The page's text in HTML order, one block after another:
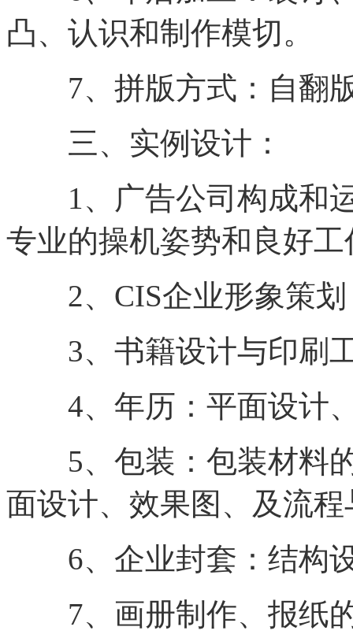
凸、认识和制作模切。
7、拼版方式：自翻版
三、实例设计：
1、广告公司构成和运
专业的操机姿势和良好工
2、CIS企业形象策划
3、书籍设计与印刷
4、年历：平面设计
5、包装：包装材料的
面设计、效果图、及流
6、企业封套：结构设
7、画册制作、报纸